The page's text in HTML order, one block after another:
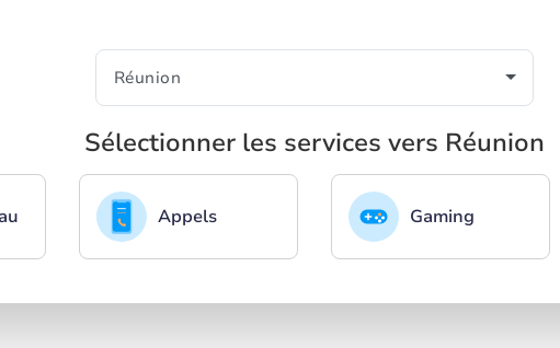
Sélectionner les services vers Réunion
Appels Gaming